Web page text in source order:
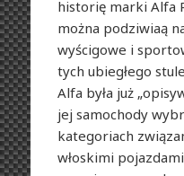
historię marki Alfa
można podziwiaą
wyścigowe i
tych ubiegłego
Alfa była już
jej samochody
kategoriach
włoskimi